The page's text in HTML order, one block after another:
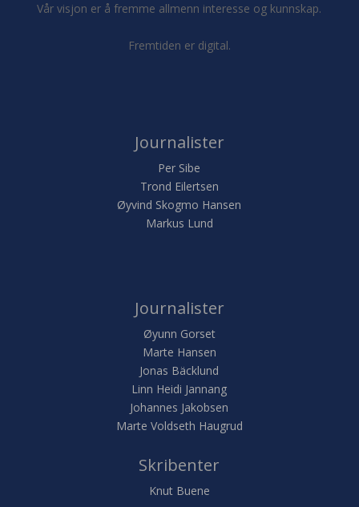
Vår visjon er å fremme allmenn interesse og kunnskap.
Fremtiden er digital.
Journalister
Per Sibe
Trond Eilertsen
Øyvind Skogmo Hansen
Markus Lund
Journalister
Øyunn Gorset
Marte Hansen
Jonas Bäcklund
Linn Heidi Jannang
Johannes Jakobsen
Marte Voldseth Haugrud
Skribenter
Knut Buene